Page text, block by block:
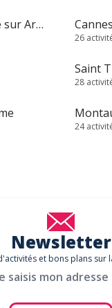
Roquebrune sur Argens Cannes
26
Saint
28
24
Newsletter
et bons plans sur
saisis mon adresse